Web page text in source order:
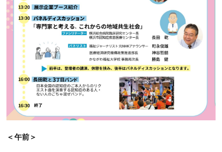
＜午前＞